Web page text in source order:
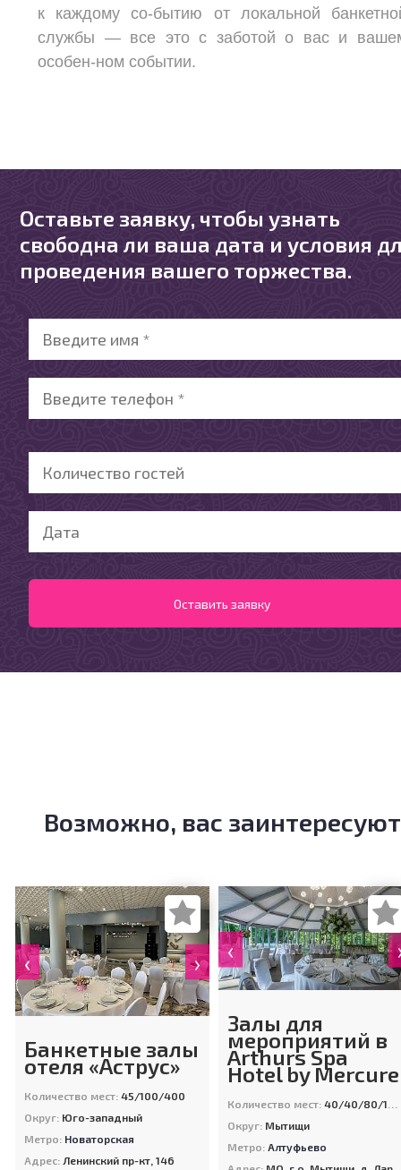
к каждому со-бытию от локальной
службы — все это с заботой о вас и
особен-ном событии.
Оставьте заявку, чтобы узнать
свободна ли ваша дата и условия
проведения вашего торжества.
Возможно, вас заинтересуют
‹ ›
Банкетные залы
отеля «Аструс»
Количество мест:45/100/400
Округ: Юго-западный
Метро: Новаторская
Адрес: Ленинский пр-кт, 146
‹
Залы для
мероприятий в
Arthurs Spa
Hotel by Mercure
Количество мест: 40/40/80/120/120/120/200
Округ: Мытищи
Метро: Алтуфьево